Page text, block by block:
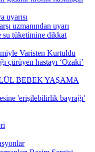
uyarısı
uzmanından uyarı
su tüketimine dikkat
Varisten Kurtuldu
çürüyen hastayı ‘Ozaki’
BEBEK YAŞAMA
'erişilebilirlik bayrağı'